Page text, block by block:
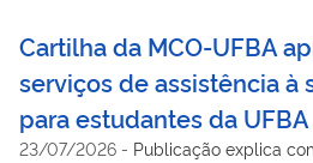
Cartilha da MCO-UFBA
serviços de assistência à
para estudantes da UFBA
23/07/2026 - Publicação explica